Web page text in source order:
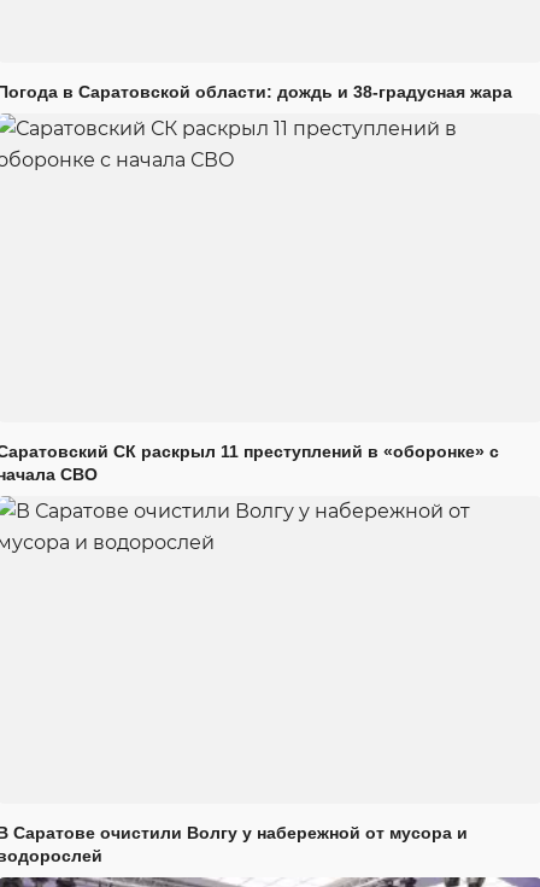
в Саратовской области: дождь и 38-градусная жара
СК раскрыл 11 преступлений в «оборонке» с
СВО
Саратове очистили Волгу у набережной от мусора и